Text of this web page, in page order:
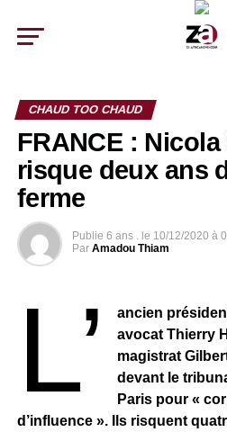
CHAUD TOO CHAUD
FRANCE :
risque deux ans
ferme
Publie 6 ans . le 10/12/2020 à
Par Amadou Thiam
L’
ancien
avocat Thierry
magistrat
devant le
Paris pour «
d’influence ». Ils risquent